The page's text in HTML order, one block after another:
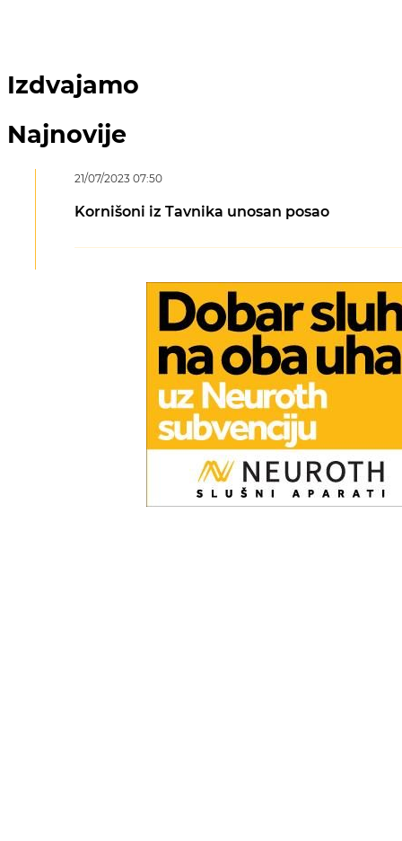
Izdvajamo
Najnovije
Kornišoni iz Tavnika unosan posao
21/07/2023 07:50